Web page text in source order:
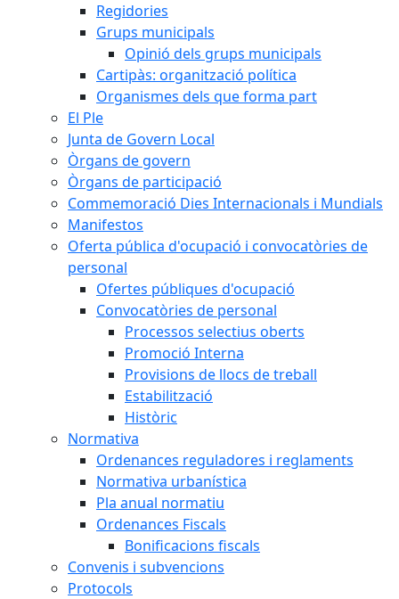
Regidories
Grups municipals
Opinió dels grups municipals
Cartipàs: organització política
Organismes dels que forma part
El Ple
Junta de Govern Local
Òrgans de govern
Òrgans de participació
Commemoració Dies Internacionals i Mundials
Manifestos
Oferta pública d'ocupació i convocatòries de
personal
Ofertes públiques d'ocupació
Convocatòries de personal
Processos selectius oberts
Promoció Interna
Provisions de llocs de treball
Estabilització
Històric
Normativa
Ordenances reguladores i reglaments
Normativa urbanística
Pla anual normatiu
Ordenances Fiscals
Bonificacions fiscals
Convenis i subvencions
Protocols